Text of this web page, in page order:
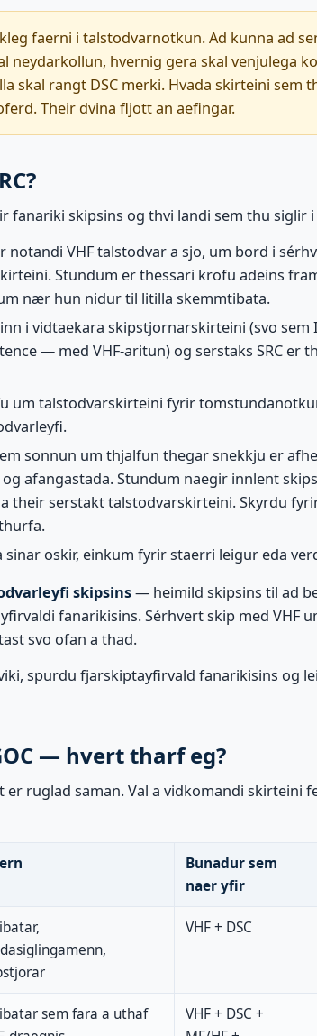
faerni i talstodvarnotkun. Ad kunna ad
neydarkollun, hvernig gera skal venjulega
skal rangt DSC merki. Hvada skirteini sem
Their dvina fljott an aefingar.
skipsins og thvi landi sem thu siglir
notandi VHF talstodvar a sjo, um bord i
Stundum er thessari krofu adeins
nær hun nidur til litilla skemmtibata.
i vidtaekara skipstjornarskirteini (svo sem
— med VHF-aritun) og serstaks SRC er
um talstodvarskirteini fyrir
sonnun um thjalfun thegar snekkju er
afangastada. Stundum naegir innlent
their serstakt talstodvarskirteini. Skyrdu
sinar oskir, einkum fyrir staerri leigur eda
skipsins— heimild skipsins til ad
fanarikisins. Sérhvert skip med VHF
svo ofan a thad.
spurdu fjarskiptayfirvald fanarikisins og
— hvert tharf eg?
ruglad saman. Val a vidkomandi skirteini
Bunadur sem
naer yfir
VHF + DSC
sem fara a uthaf
VHF + DSC +